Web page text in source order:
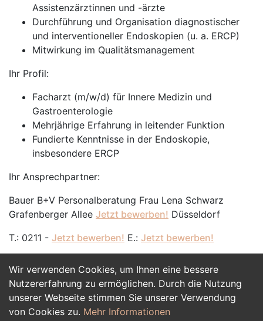
Wir verwenden Cookies, um Ihnen eine bessere
Nutzererfahrung zu ermöglichen. Durch die Nutzung
unserer Webseite stimmen Sie unserer Verwendung
von Cookies zu. Mehr Informationen
Assistenzärztinnen und -ärzte
Durchführung und Organisation diagnostischer
und interventioneller Endoskopien (u. a. ERCP)
Mitwirkung im Qualitätsmanagement
Ihr Profil:
Facharzt (m/w/d) für Innere Medizin und
Gastroenterologie
Mehrjährige Erfahrung in leitender Funktion
Fundierte Kenntnisse in der Endoskopie,
insbesondere ERCP
Ihr Ansprechpartner:
Bauer B+V Personalberatung Frau Lena Schwarz
Grafenberger Allee Jetzt bewerben! Düsseldorf
T.: 0211 - Jetzt bewerben! E.: Jetzt bewerben!
Jetzt Bewerben